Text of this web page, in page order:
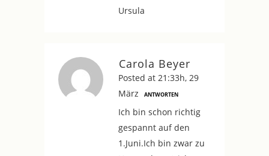
Ursula
Carola Beyer
Posted at 21:33h, 29
März
ANTWORTEN
Ich bin schon richtig
gespannt auf den
1.Juni.Ich bin zwar zu